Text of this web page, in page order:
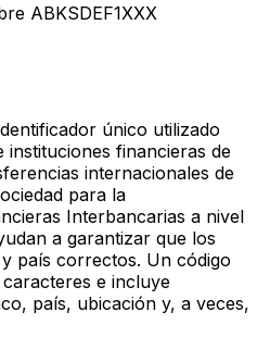
ABKSDEF1XXX
único utilizado
financieras de
internacionales de
para la
Interbancarias a nivel
a garantizar que los
país correctos. Un código
e incluye
país, ubicación y, a veces,